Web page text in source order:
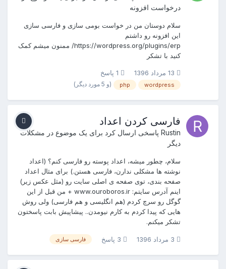
درخواست افزونه
سلام دوستان من در خواست بومی سازی و فارسی سازی
این افزونه رو داشتم
https://wordpress.org/plugins/erp/ ممنون میشم کمک
کنید با تشکر
13 مرداد 1396
wordpress
php (و 5 مورد دیگر)
فارسی کردن اعداد
Rustin پاسخی ارسال کرد برای یک موضوع در مشکلات
دیگر
سلام، چطور میشه، اعداد پوسته رو فارسی کنم؟ (اعداد
نوشته ها مشکلی ندارن، فارسی هستن.) برای مثال اعداد
صفحه بندی، توی صفحه ی اصلی سایت رو (مثل عکس زیر)
اینم آدرس سایتم: www.ouroboros.ir + من قبل از این
گوگل رو سرچ کردم (هم انگلیسی و هم فارسی) ولی روش
هایی که پیدا کردم به کارم نیومدن.. پیشاپیش بابت پاسختون
تشکر میکنم.
3 مرداد 1396 فارسی سازی